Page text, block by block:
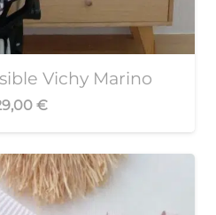
Vichy Marino
€